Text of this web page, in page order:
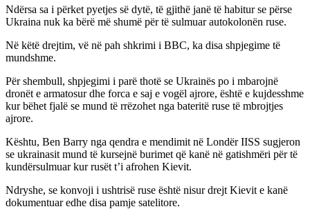
Ndërsa sa i përket pyetjes së dytë, të gjithë janë të habitur se përse
Ukraina nuk ka bërë më shumë për të sulmuar autokolonën ruse.
Në këtë drejtim, vë në pah shkrimi i BBC, ka disa shpjegime të
mundshme.
Për shembull, shpjegimi i parë thotë se Ukrainës po i mbarojnë
dronët e armatosur dhe forca e saj e vogël ajrore, është e kujdesshme
kur bëhet fjalë se mund të rrëzohet nga bateritë ruse të mbrojtjes
ajrore.
Kështu, Ben Barry nga qendra e mendimit në Londër IISS sugjeron
se ukrainasit mund të kursejnë burimet që kanë në gatishmëri për të
kundërsulmuar kur rusët t’i afrohen Kievit.
Ndryshe, se konvoji i ushtrisë ruse është nisur drejt Kievit e kanë
dokumentuar edhe disa pamje satelitore.